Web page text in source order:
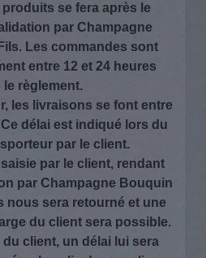
produits se fera après le
par Champagne
Les commandes sont
entre 12 et 24 heures
le règlement.
les livraisons se font entre
délai est indiqué lors du
par le client.
saisie par le client, rendant
par Champagne Bouquin
nous sera retourné et une
du client sera possible.
du client, un délai lui sera